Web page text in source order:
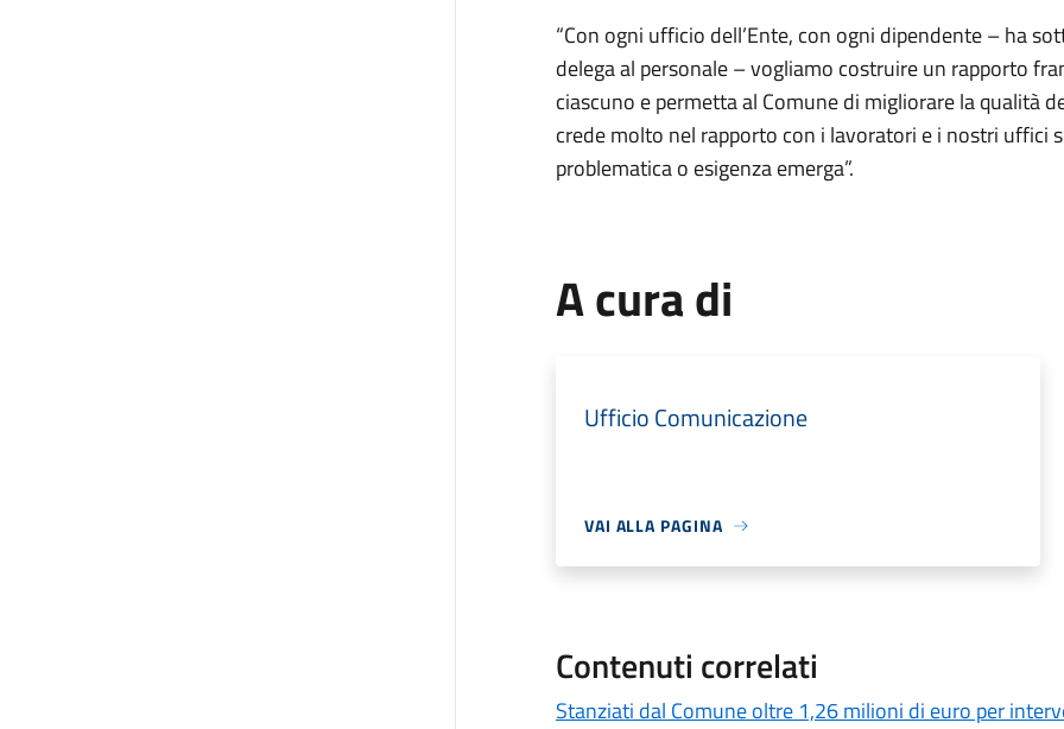
“Con ogni ufficio dell’Ente, con ogni dipendente – ha
delega al personale – vogliamo costruire un rapporto
ciascuno e permetta al Comune di migliorare la qualità
crede molto nel rapporto con i lavoratori e i nostri uffici
problematica o esigenza emerga”.
A cura di
Ufficio Comunicazione
VAI ALLA PAGINA
Contenuti correlati
Stanziati dal Comune oltre 1,26 milioni di euro per